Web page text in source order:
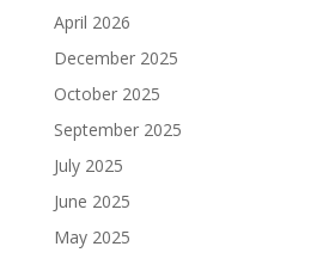
April 2026
December 2025
October 2025
September 2025
July 2025
June 2025
May 2025